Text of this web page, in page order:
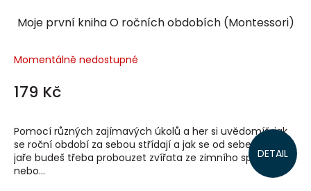
Moje první kniha O ročních obdobích (Montessori)
Momentálně nedostupné
179 Kč
DETAIL
Pomocí různých zajímavých úkolů a her si uvědomíš, jak
se roční období za sebou střídají a jak se od sebe liší. Na
jaře budeš třeba probouzet zvířata ze zimního spánku
nebo...